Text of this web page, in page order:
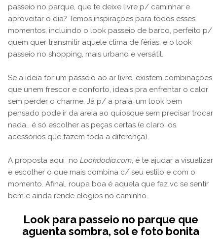
passeio no parque, que te deixe livre p/ caminhar e
aproveitar o dia? Temos inspirações para todos esses
momentos, incluindo o look passeio de barco, perfeito p/
quem quer transmitir aquele clima de férias, e o look
passeio no shopping, mais urbano e versátil.
Se a ideia for um passeio ao ar livre, existem combinações
que unem frescor e conforto, ideais pra enfrentar o calor
sem perder o charme. Já p/ a praia, um look bem
pensado pode ir da areia ao quiosque sem precisar trocar
nada… é só escolher as peças certas (e claro, os
acessórios que fazem toda a diferença).
A proposta aqui no Lookdodia.com, é te ajudar a visualizar
e escolher o que mais combina c/ seu estilo e com o
momento. Afinal, roupa boa é aquela que faz vc se sentir
bem e ainda rende elogios no caminho.
Look para passeio no parque que
aguenta sombra, sol e foto bonita